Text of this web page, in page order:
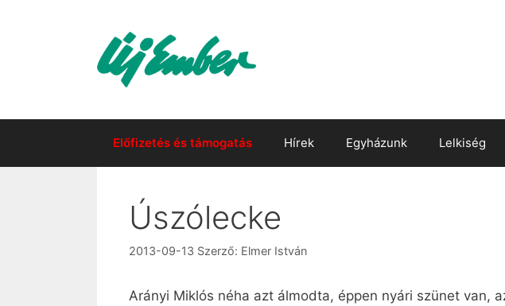
Előfizetés és támogatás Hírek Egyházunk Lelkiség
Úszólecke
2013-09-13 Szerző: Elmer István
Arányi Miklós néha azt álmodta, éppen nyári szünet van,